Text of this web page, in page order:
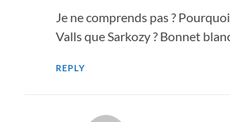
Je ne comprends pas ?
Valls que Sarkozy ? Bonnet
REPLY